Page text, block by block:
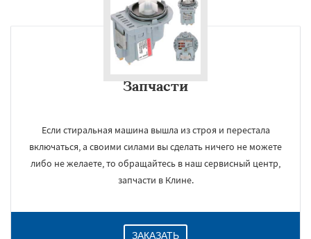
Запчасти
Если стиральная машина вышла из строя и перестала
включаться, а своими силами вы сделать ничего не можете
либо не желаете, то обращайтесь в наш сервисный центр,
запчасти в Клине.
ЗАКАЗАТЬ